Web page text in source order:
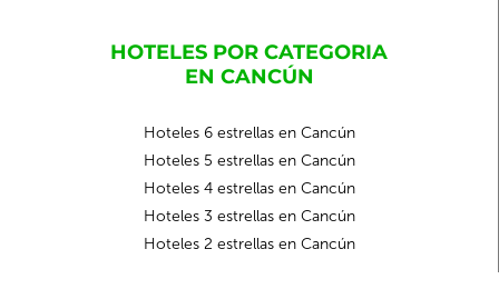
HOTELES POR CATEGORIA
EN CANCÚN
Hoteles 6 estrellas en Cancún
Hoteles 5 estrellas en Cancún
Hoteles 4 estrellas en Cancún
Hoteles 3 estrellas en Cancún
Hoteles 2 estrellas en Cancún